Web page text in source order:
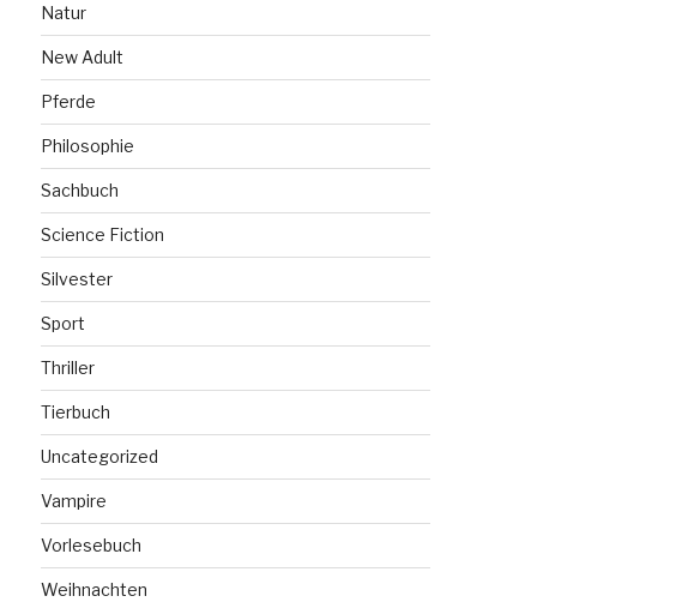
Natur
New Adult
Pferde
Philosophie
Sachbuch
Science Fiction
Silvester
Sport
Thriller
Tierbuch
Uncategorized
Vampire
Vorlesebuch
Weihnachten